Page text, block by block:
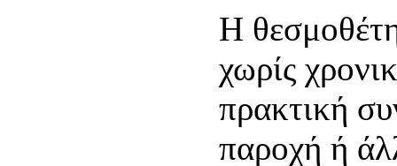
Η
χωρίς
πρακτική
παροχή ή